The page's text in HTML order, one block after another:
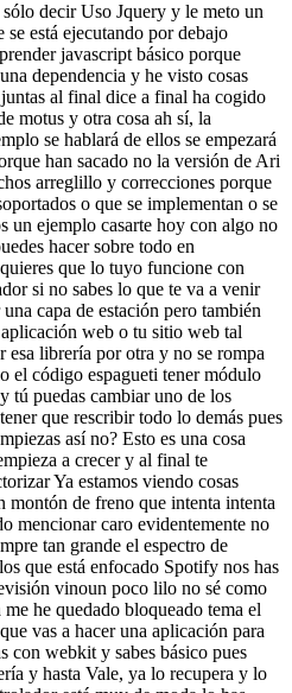
decir Uso Jquery y le meto un
está ejecutando por debajo
javascript básico porque
dependencia y he visto cosas
al final dice a final ha cogido
motus y otra cosa ah sí, la
se hablará de ellos se empezará
han sacado no la versión de Ari
arreglillo y correcciones porque
o que se implementan o se
un ejemplo casarte hoy con algo no
hacer sobre todo en
que lo tuyo funcione con
si no sabes lo que te va a venir
capa de estación pero también
web o tu sitio web tal
esa librería por otra y no se rompa
el código espagueti tener módulo
tú puedas cambiar uno de los
que rescribir todo lo demás pues
así no? Esto es una cosa
a crecer y al final te
Ya estamos viendo cosas
montón de freno que intenta intenta
mencionar caro evidentemente no
tan grande el espectro de
que está enfocado Spotify nos has
vinoun poco lilo no sé como
he quedado bloqueado tema el
vas a hacer una aplicación para
con webkit y sabes básico pues
y hasta Vale, ya lo recupera y lo